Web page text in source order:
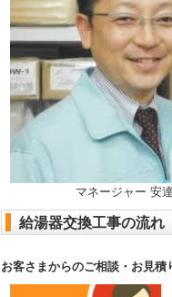
マネージャー 安
給湯器交換工事の流れ
お客さまからのご相談・お見積